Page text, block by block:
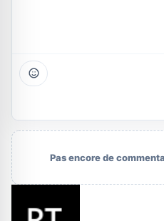
Pas encore de